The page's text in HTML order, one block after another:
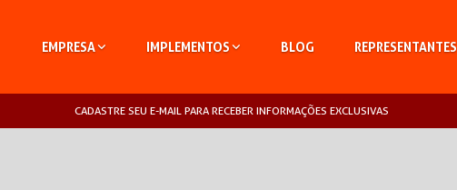
EMPRESA IMPLEMENTOS BLOG REPRESENTANTES
CADASTRE SEU E-MAIL PARA RECEBER INFORMAÇÕES EXCLUSIVAS